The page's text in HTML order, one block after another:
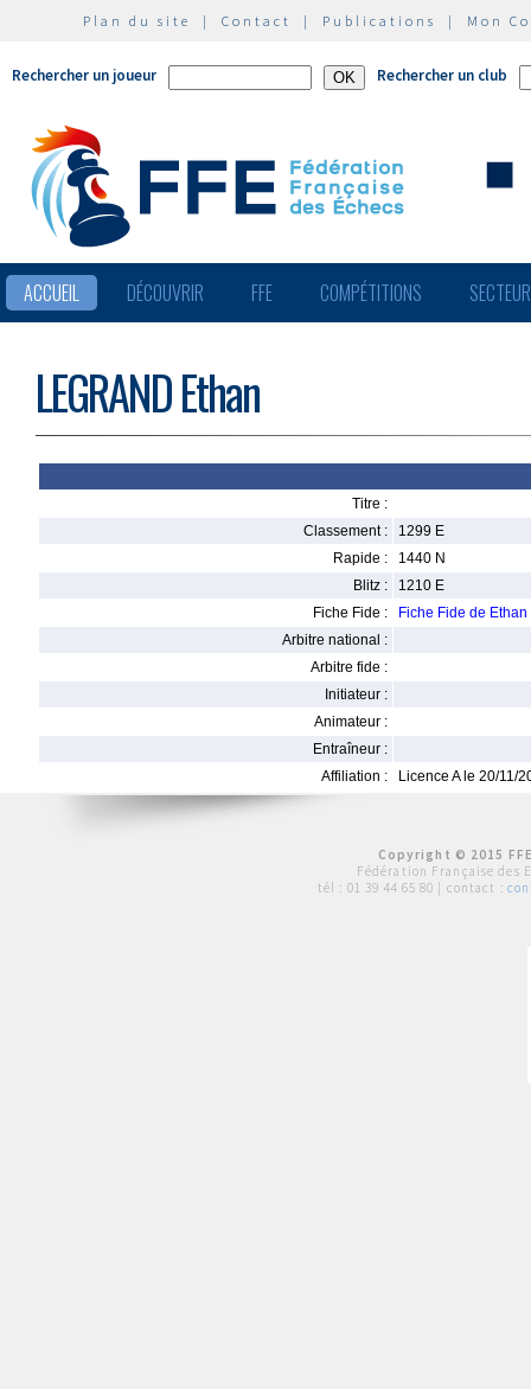
Plan du site | Contact | Publications | Mon
Rechercher un joueur Rechercher un club
ACCUEIL DÉCOUVRIR FFE COMPÉTITIONS
LEGRAND Ethan
Titre :
Classement :
1299 E
Rapide :
1440 N
Blitz :
1210 E
Fiche Fide :
Fiche Fide de
Arbitre national :
Arbitre fide :
Initiateur :
Animateur :
Entraîneur :
Affiliation :
Licence A le 20/11/
Copyright © 2015
Fédération Française des
tél : 01 39 44 65 80 | contact :